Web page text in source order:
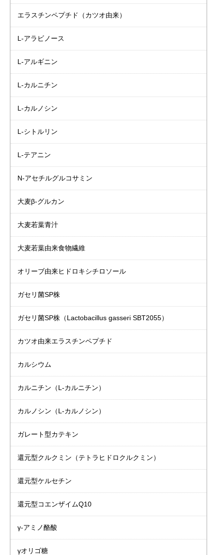
エラスチンペプチド （カツオ由来）
L-アラビノース
L-アルギニン
L-カルニチン
L-カルノシン
L-シトルリン
L-テアニン
N-アセチルグルコサミン
大麦β-グルカン
大麦若葉青汁
大麦若葉由来食物繊維
オリーブ由来ヒドロキシチロソール
ガセリ菌SP株
ガセリ菌SP株 （Lactobacillus gasseri SBT2055）
カツオ由来エラスチンペプチド
カルシウム
カルニチン （L-カルニチン）
カルノシン （L-カルノシン）
ガレート型カテキン
還元型クルクミン（テトラヒドロクルクミン）
還元型ケルセチン
還元型コエンザイムQ10
γ-アミノ酪酸
γオリゴ糖